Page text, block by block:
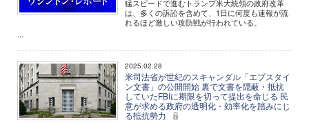
猛スピードで進むトランプ米大統領の政府改革
は、多くの訴訟を含めて、1日に何度も速報が流
れるほど激しい攻防戦が行われている。
...
2025.02.28
米司法省が世紀のスキャンダル「エプスタイ
ン文書」の公開開始 裏で文書を隠蔽・抵抗
していたFBIに期限を切って提出を命じる 民
意が求める政府の透明化・効率化を踏みにじ
る抵抗勢力